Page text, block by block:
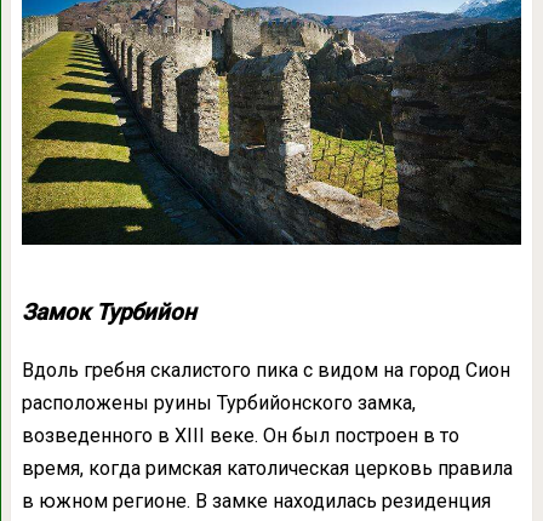
Замок Турбийон
Вдоль гребня скалистого пика с видом на город Сион
расположены руины Турбийонского замка,
возведенного в XIII веке. Он был построен в то
время, когда римская католическая церковь правила
в южном регионе. В замке находилась резиденция